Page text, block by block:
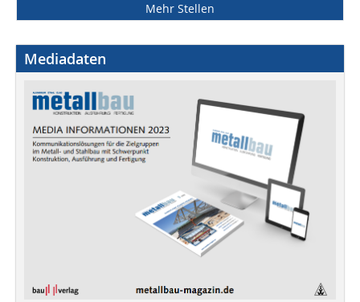
Mehr Stellen
Mediadaten